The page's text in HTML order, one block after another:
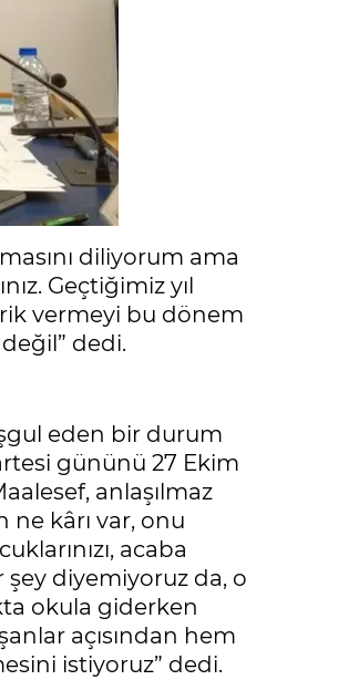
diliyorum ama
Geçtiğimiz yıl
vermeyi bu dönem
değil” dedi.
eden bir durum
gününü 27 Ekim
anlaşılmaz
kârı var, onu
acaba
diyemiyoruz da, o
okula giderken
açısından hem
istiyoruz” dedi.